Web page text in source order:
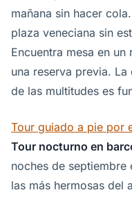
mañana sin hacer
plaza veneciana sin
Encuentra mesa en
una reserva previa.
de las multitudes es
Tour guiado a pie por
Tour nocturno en
noches de septiembre
las más hermosas del